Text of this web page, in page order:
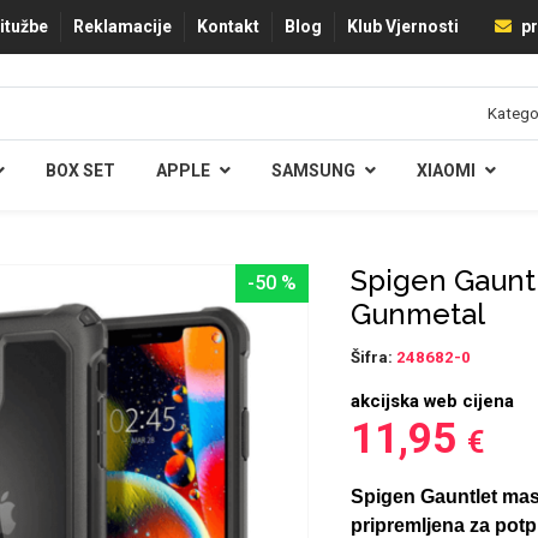
Reklamacije Kontakt Blog Klub Vjernosti
BOX SET APPLE SAMSUNG XIAOMI
-50 %
Spigen
Gunmetal
Šifra: 248682-0
akcijska web cijena
11,95 €
Spigen Gauntlet
pripremljena za